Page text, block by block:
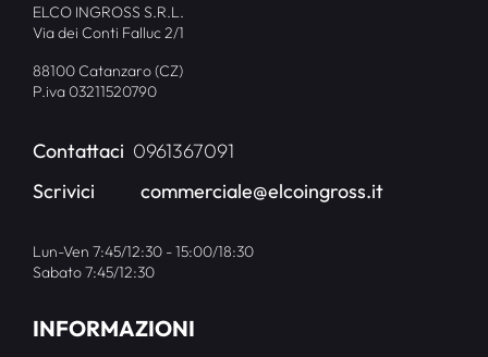
ELCO INGROSS S.R.L.
Via dei Conti Falluc 2/1
88100 Catanzaro (CZ)
P.iva 03211520790
Contattaci 0961367091
Scrivici
commerciale@elcoingross.it
Lun-Ven 7:45/12:30 - 15:00/18:30
Sabato 7:45/12:30
INFORMAZIONI